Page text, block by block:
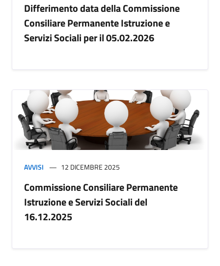
Differimento data della Commissione
Consiliare Permanente Istruzione e
Servizi Sociali per il 05.02.2026
AVVISI 12 DICEMBRE 2025
Commissione Consiliare Permanente
Istruzione e Servizi Sociali del
16.12.2025